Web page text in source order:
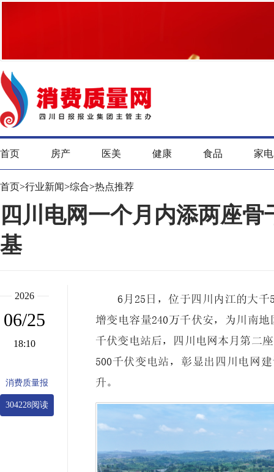
首页 房产 医美 健康 食品 家电
首页>行业新闻>综合>热点推荐
四川电网一个月内添两座
基
2026
06/25
18:10
消费质量报
304228阅读
6月25日，位于四川内江的大
增变电容量240万千伏安，为川南
千伏变电站后，四川电网本月第二
500千伏变电站，彰显出四川电网
升。